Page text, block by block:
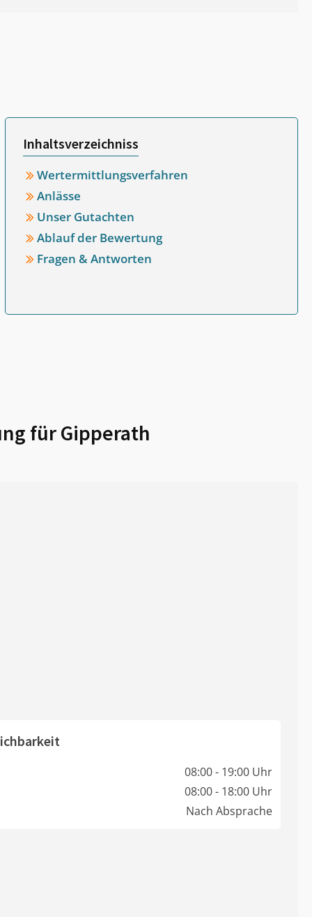
Inhaltsverzeichniss
Wertermittlungsverfahren
Anlässe
Unser Gutachten
Ablauf der Bewertung
Fragen & Antworten
fürGipperath
08:00 - 19:00 Uhr
08:00 - 18:00 Uhr
Nach Absprache